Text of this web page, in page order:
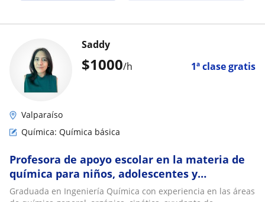
$1000/h 1ª clase gratis
Saddy
Valparaíso
Química: Química básica
Profesora de apoyo escolar en la materia de
química para niños, adolescentes y
universitarios
Graduada en Ingeniería Química con experiencia en las áreas